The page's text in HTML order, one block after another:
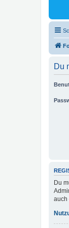
Du
Du
auch